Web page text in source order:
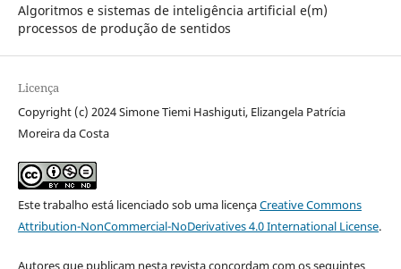
Algoritmos e sistemas de inteligência artificial e(m)
processos de produção de sentidos
Licença
Copyright (c) 2024 Simone Tiemi Hashiguti, Elizangela Patrícia
Moreira da Costa
Este trabalho está licenciado sob uma licençaCreative Commons
Attribution-NonCommercial-NoDerivatives 4.0 International License.
Autores que publicam nesta revista concordam com os seguintes